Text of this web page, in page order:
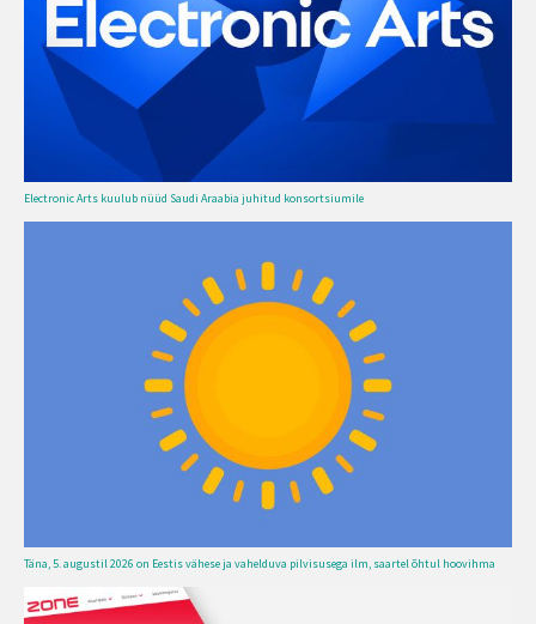
Electronic Arts kuulub nüüd Saudi Araabia juhitud konsortsiumile
Täna, 5. augustil 2026 on Eestis vähese ja vahelduva pilvisusega ilm, saartel õhtul hoovihma